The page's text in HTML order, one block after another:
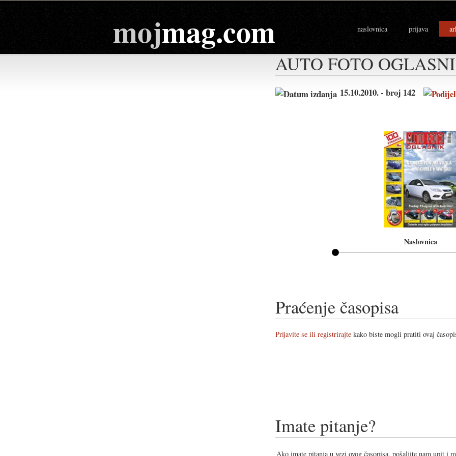
mojmag.com naslovnica prijava
AUTO FOTO
15.10.2010. - broj 142
Naslovnica
Praćenje časopisa
Prijavite se ili registrirajte kako biste mogli pratiti ovaj
Imate pitanje?
Ako imate pitanja u vezi ovog časopisa, pošaljite nam upit i